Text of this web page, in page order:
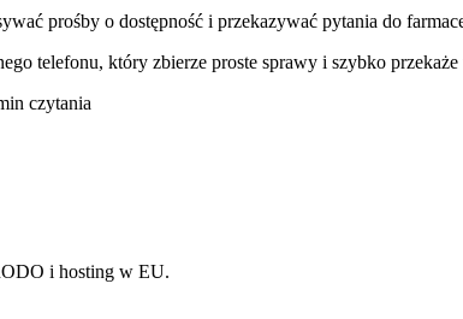
prośby o dostępność i przekazywać pytania do
telefonu, który zbierze proste sprawy i szybko
czytania
i hosting w EU.